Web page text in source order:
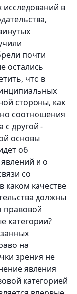
исследований в
почти
остались
что в
стороны, как
соотношения
с другой -
основы
об
и о
со
каком качестве
должны
правовой
категории?
на
зрения не
явления
категорией